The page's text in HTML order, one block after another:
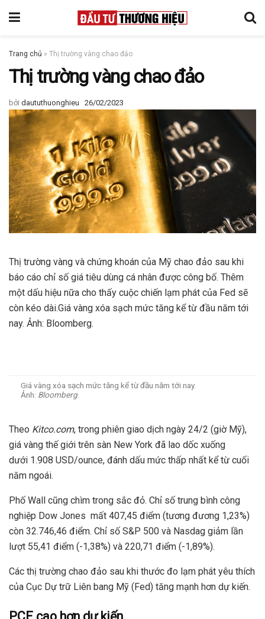
Trang chủ » Thị trường vàng chao đảo
Thị trường vàng chao đảo
bởi daututhuonghieu 26/02/2023
Thị trường vàng và chứng khoán của Mỹ chao đảo sau khi
báo cáo chỉ số giá tiêu dùng cá nhân được công bố. Thêm
một dấu hiệu nữa cho thấy cuộc chiến lạm phát của Fed sẽ
còn kéo dài.Giá vàng xóa sạch mức tăng kể từ đầu năm tới
nay. Ảnh: Bloomberg.
Giá vàng xóa sạch mức tăng kể từ đầu năm tới nay.
Ảnh: Bloomberg.
Theo Kitco.com, trong phiên giao dịch ngày 24/2 (giờ Mỹ),
giá vàng thế giới trên sàn New York đã lao dốc xuống
dưới 1.908 USD/ounce, đánh dấu mức thấp nhất kể từ cuối
năm ngoái.
Phố Wall cũng chìm trong sắc đỏ. Chỉ số trung bình công
nghiệp Dow Jones mất 407,45 điểm (tương đương 1,23%)
còn 32.746,46 điểm. Chỉ số S&P 500 và Nasdag giảm lần
lượt 55,41 điểm (-1,38%) và 220,71 điểm (-1,89%).
Các thị trường chao đảo sau khi thước đo lạm phát yêu thích
của Cục Dự trữ Liên bang Mỹ (Fed) tăng mạnh hơn dự kiến.